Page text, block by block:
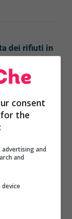
dei rifiuti in
essere
e
n.
consent
the
and
and